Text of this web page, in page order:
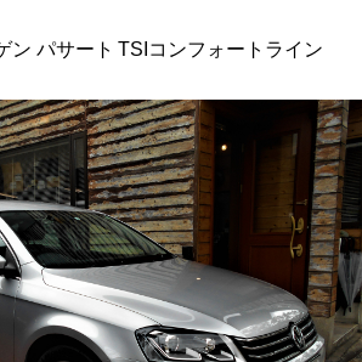
ン パサート TSIコンフォートライン